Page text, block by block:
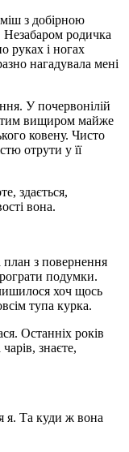
з добірною
родичка
руках і ногах
нагадувала мені
У почервонілій
вищиром майже
ковену. Чисто
отрути у її
здається,
вона.
план з повернення
подумки.
хоч щось
тупа курка.
Останніх років
знаєте,
я. Та куди ж вона